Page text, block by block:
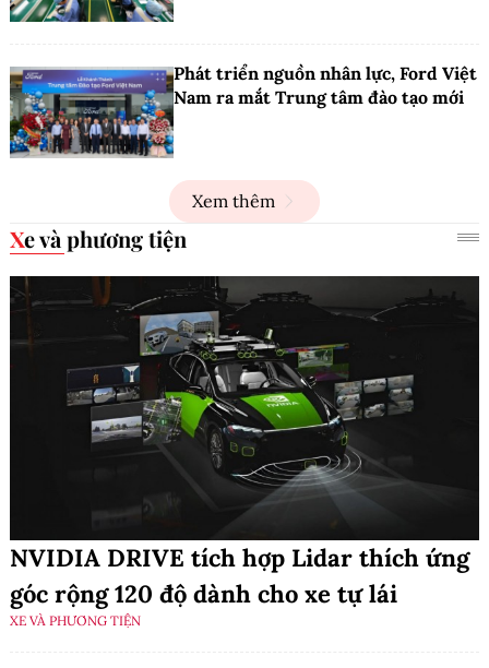
Phát triển nguồn nhân lực, Ford Việt
Nam ra mắt Trung tâm đào tạo mới
Xem thêm
Xe và phương tiện
NVIDIA DRIVE tích hợp Lidar thích ứng
góc rộng 120 độ dành cho xe tự lái
XE VÀ PHƯƠNG TIỆN